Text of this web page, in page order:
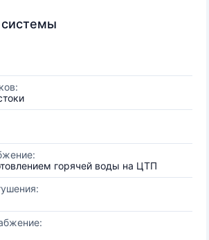
горячей воды на ЦТП